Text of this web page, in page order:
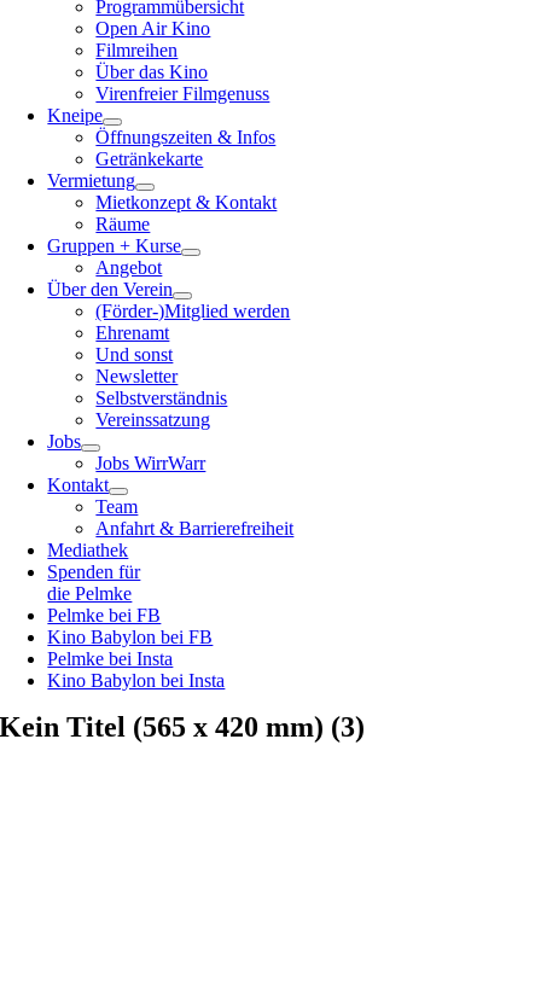
Programmübersicht
Open Air Kino
Filmreihen
Über das Kino
Virenfreier Filmgenuss
Kneipe
Öffnungszeiten & Infos
Getränkekarte
Vermietung
Mietkonzept & Kontakt
Räume
Gruppen + Kurse
Angebot
Über den Verein
(Förder-)Mitglied werden
Ehrenamt
Und sonst
Newsletter
Selbstverständnis
Vereinssatzung
Jobs
Jobs WirrWarr
Kontakt
Team
Anfahrt & Barrierefreiheit
Mediathek
Spenden für
die Pelmke
Pelmke bei FB
Kino Babylon bei FB
Pelmke bei Insta
Kino Babylon bei Insta
Kein Titel (565 x 420 mm) (3)